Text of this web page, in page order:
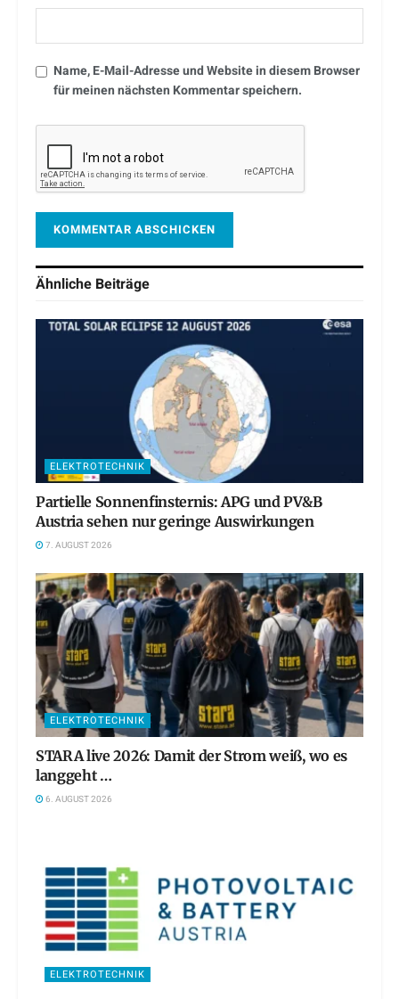
Name, E-Mail-Adresse und Website in diesem Browser
für meinen nächsten Kommentar speichern.
Ähnliche Beiträge
ELEKTROTECHNIK
Partielle Sonnenfinsternis: APG und PV&B
Austria sehen nur geringe Auswirkungen
7. AUGUST 2026
ELEKTROTECHNIK
STARA live 2026: Damit der Strom weiß, wo es
langgeht …
6. AUGUST 2026
ELEKTROTECHNIK